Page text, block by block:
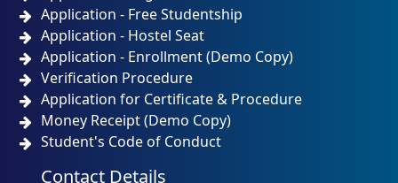
Application - Free Studentship
Application - Hostel Seat
Application - Enrollment (Demo Copy)
Verification Procedure
Application for Certificate & Procedure
Money Receipt (Demo Copy)
Student's Code of Conduct
Contact Details